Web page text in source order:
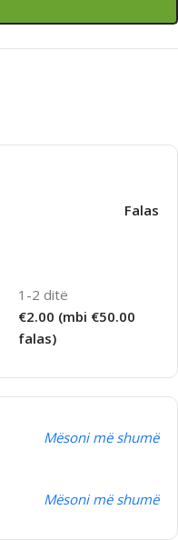
Falas
1-2 ditë
€2.00 (mbi €50.00
falas)
Mësoni më shumë
Mësoni më shumë